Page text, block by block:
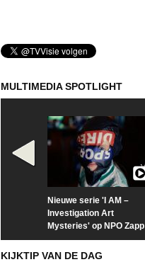
MULTIMEDIA SPOTLIGHT
Nieuwe serie 'I AM –
Investigation Art
Mysteries' op NPO Zapp
KIJKTIP VAN DE DAG